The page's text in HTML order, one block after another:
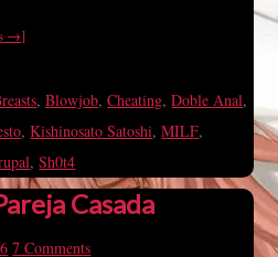
→]
,Blowjob,Cheating,Doble Anal,
,Kishinosato Satoshi,MILF,
,Sh0t4
Casada
7 Comments